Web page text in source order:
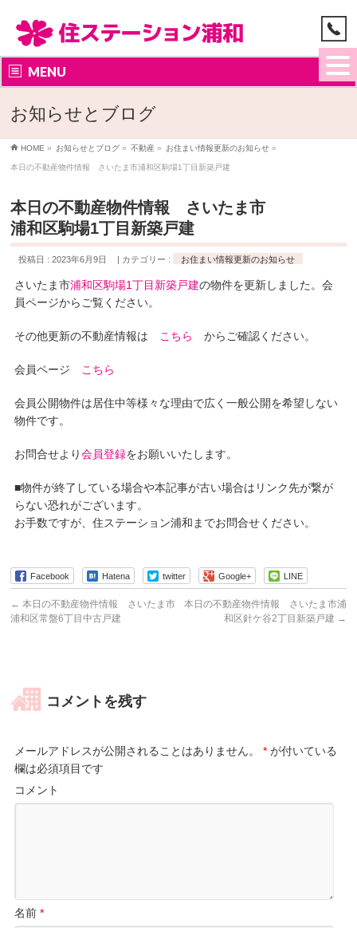
MENU
お知らせとブログ
HOME » お知らせとブログ » 不動産 » お住まい情報更新のお知らせ »
本日の不動産物件情報 さいたま市浦和区駒場1丁目新築戸建
本日の不動産物件情報 さいたま市
浦和区駒場1丁目新築戸建
投稿日 : 2023年6月9日 カテゴリー : お住まい情報更新のお知らせ
さいたま市浦和区駒場1丁目新築戸建の物件を更新しました。会
員ページからご覧ください。
その他更新の不動産情報は こちら からご確認ください。
会員ページ こちら
会員公開物件は居住中等様々な理由で広く一般公開を希望しない
物件です。
お問合せより会員登録をお願いいたします。
■物件が終了している場合や本記事が古い場合はリンク先が繋が
らない恐れがございます。
お手数ですが、住ステーション浦和までお問合せください。
Facebook Hatena twitter Google+ LINE
← 本日の不動産物件情報 さいたま市
浦和区常盤6丁目中古戸建
本日の不動産物件情報 さいたま市浦
和区針ケ谷2丁目新築戸建 →
コメントを残す
メールアドレスが公開されることはありません。 * が付いている
欄は必須項目です
コメント
名前*